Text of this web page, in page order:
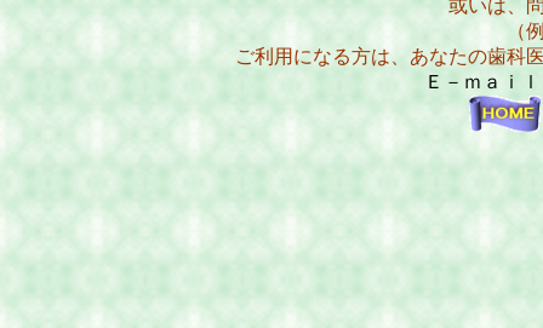
或いは、
（
ご利用になる方は、あなたの歯科
Ｅ－ｍａｉ